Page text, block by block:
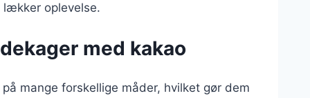
lækker oplevelse.
med kakao
mange forskellige måder, hvilket gør dem